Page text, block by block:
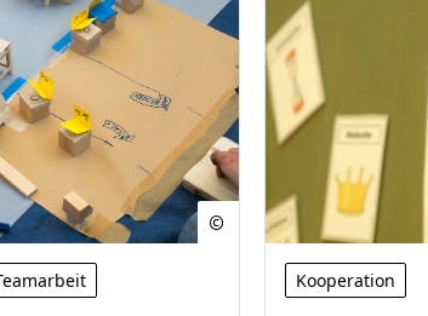
Kooperation